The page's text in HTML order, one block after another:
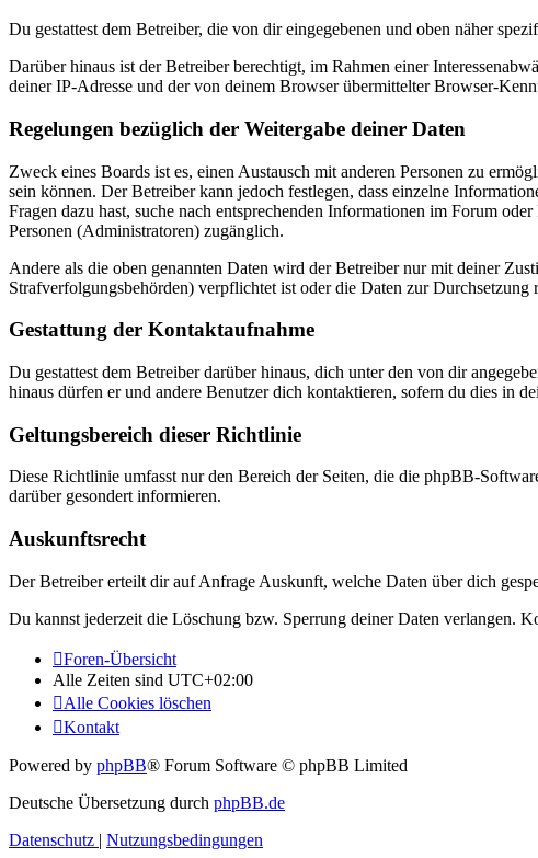
Du gestattest dem Betreiber, die von dir eingegebenen und oben näher
Darüber hinaus ist der Betreiber berechtigt, im Rahmen einer
deiner IP-Adresse und der von deinem Browser übermittelter Browser-
Regelungen bezüglich der Weitergabe deiner Daten
Zweck eines Boards ist es, einen Austausch mit anderen Personen zu
sein können. Der Betreiber kann jedoch festlegen, dass einzelne
Fragen dazu hast, suche nach entsprechenden Informationen im Forum
Personen (Administratoren) zugänglich.
Andere als die oben genannten Daten wird der Betreiber nur mit deiner
Strafverfolgungsbehörden) verpflichtet ist oder die Daten zur Durchsetzung
Gestattung der Kontaktaufnahme
Du gestattest dem Betreiber darüber hinaus, dich unter den von dir
hinaus dürfen er und andere Benutzer dich kontaktieren, sofern du dies in
Geltungsbereich dieser Richtlinie
Diese Richtlinie umfasst nur den Bereich der Seiten, die die phpBB-
darüber gesondert informieren.
Auskunftsrecht
Der Betreiber erteilt dir auf Anfrage Auskunft, welche Daten über dich
Du kannst jederzeit die Löschung bzw. Sperrung deiner Daten verlangen.
Foren-Übersicht
Alle Zeiten sind UTC+02:00
Alle Cookies löschen
Kontakt
Powered by phpBB® Forum Software © phpBB Limited
Deutsche Übersetzung durch phpBB.de
Datenschutz | Nutzungsbedingungen